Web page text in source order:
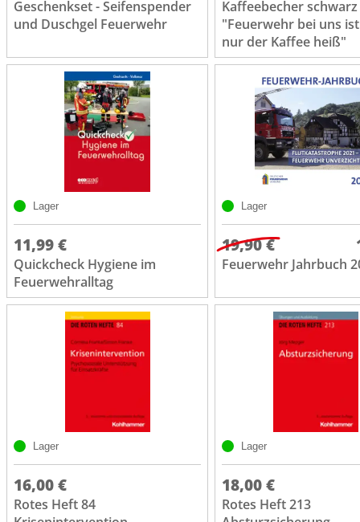
Geschenkset - Seifenspender
und Duschgel Feuerwehr
Kaffeebecher schwarz
"Feuerwehr bei uns
nur der Kaffee heiß"
Lager
11,99 €
Quickcheck Hygiene im
Feuerwehralltag
Lager
19,90 €
Feuerwehr Jahrbuch
Lager
16,00 €
Rotes Heft 84
Lager
18,00 €
Rotes Heft 213